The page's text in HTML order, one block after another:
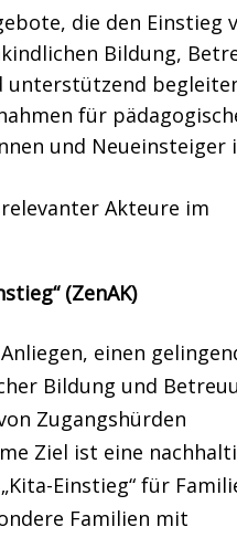
die den Einstieg
Bildung,
unterstützend
für
und Neueinsteiger
Akteure im
(ZenAK)
einen
Bildung und
Zugangshürden
Ziel ist eine
Einstieg“ für
Familien mit